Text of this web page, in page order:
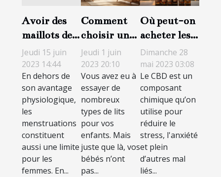
Avoir des
maillots de
bain
menstruels :
comment
bien faire
votre choix
?
Jeudi 15 juin
2023 14:44
En dehors de
son avantage
physiologique,
les
menstruations
constituent
aussi une limite
pour les
femmes. En...
Comment
choisir un
bon lit en
bois pour
son bébé ?
Jeudi 1 juin
2023 20:10
Vous avez eu à
essayer de
nombreux
types de lits
pour vos
enfants. Mais
juste que là, vos
bébés n’ont
pas...
Où peut-on
acheter les
produits
CBD à Paris
?
Dimanche 28
mai 2023 03:08
Le CBD est un
composant
chimique qu’on
utilise pour
réduire le
stress, l'anxiété
et plein
d’autres mal
liés...